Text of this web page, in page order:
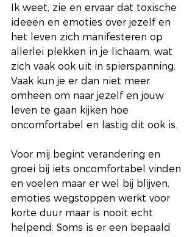
Ik weet, zie en ervaar dat toxische
ideeën en emoties over jezelf en
het leven zich manifesteren op
allerlei plekken in je lichaam, wat
zich vaak ook uit in spierspanning.
Vaak kun je er dan niet meer
omheen om naar jezelf en jouw
leven te gaan kijken hoe
oncomfortabel en lastig dit ook is.
Voor mij begint verandering en
groei bij iets oncomfortabel vinden
en voelen maar er wel bij blijven,
emoties wegstoppen werkt voor
korte duur maar is nooit echt
helpend. Soms is er een bepaald